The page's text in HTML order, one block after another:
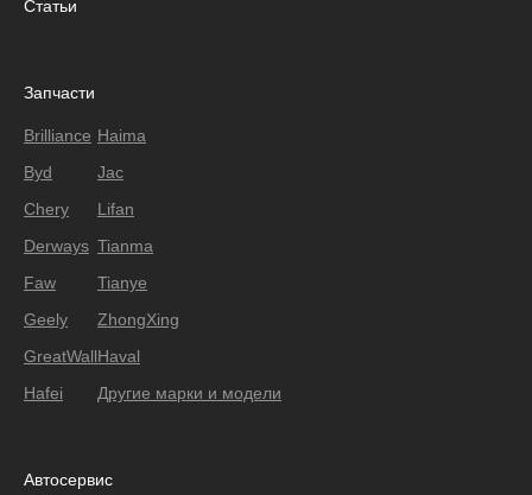
Статьи
Запчасти
Brilliance
Byd
Chery
Derways
Faw
Geely
GreatWall
Hafei
Haima
Jac
Lifan
Tianma
Tianye
ZhongXing
Haval
Другие марки и модели
Автосервис